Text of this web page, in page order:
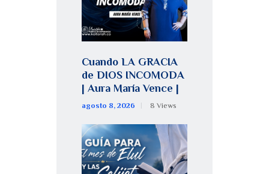
Cuando LA GRACIA
de DIOS INCOMODA
| Aura María Vence |
agosto 8, 2026 8 Views